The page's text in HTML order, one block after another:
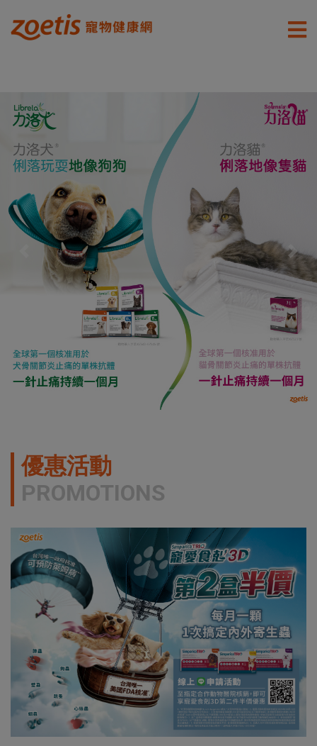
Previous Next
優惠活動
PROMOTIONS